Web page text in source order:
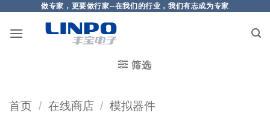
做专家，更要做行家--在我们的行业，我们有志成为专家
筛选
首页 / 在线商店 / 模拟器件